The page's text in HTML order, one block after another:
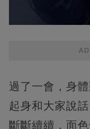
過了一會，身
起身和大家說
斷斷續續，面